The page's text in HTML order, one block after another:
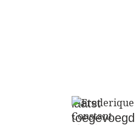
laatst
toegevoegd